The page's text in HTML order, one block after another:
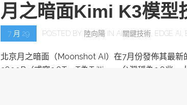
月之暗面Kimi K3模型
7 月 29 POSTED BY 陸向陽 IN AI關鍵技術 EDGE AI
北京月之暗面（Moonshot AI）在7月份發佈其最
2800B（或寫2.8T，T為Trillion，台灣稱為2.8兆，